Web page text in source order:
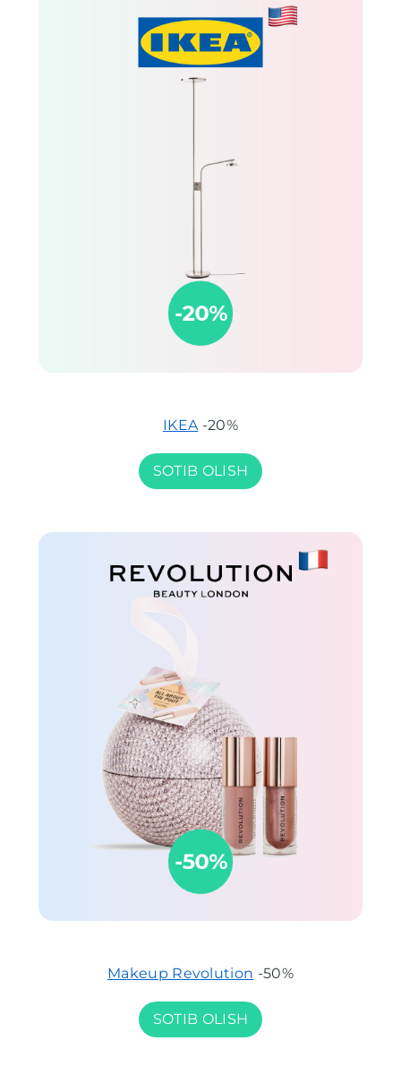
IKEA-20%
SOTIB OLISH
Makeup Revolution -50%
SOTIB OLISH